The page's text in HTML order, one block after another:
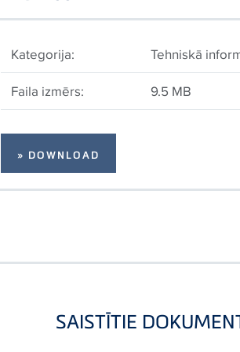
Kategorija:
Tehniskā
Faila izmērs:
9.5 MB
» DOWNLOAD
SAISTĪTIE